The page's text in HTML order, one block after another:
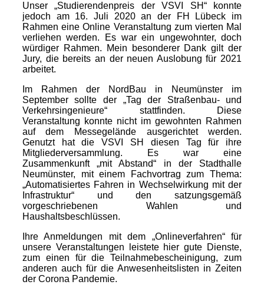
Unser „Studierendenpreis der VSVI SH“ konnte
jedoch am 16. Juli 2020 an der FH Lübeck im
Rahmen eine Online Veranstaltung zum vierten Mal
verliehen werden. Es war ein ungewohnter, doch
würdiger Rahmen. Mein besonderer Dank gilt der
Jury, die bereits an der neuen Auslobung für 2021
arbeitet.
Im Rahmen der NordBau in Neumünster im
September sollte der „Tag der Straßenbau- und
Verkehrsingenieure“ stattfinden. Diese
Veranstaltung konnte nicht im gewohnten Rahmen
auf dem Messegelände ausgerichtet werden.
Genutzt hat die VSVI SH diesen Tag für ihre
Mitgliederversammlung. Es war eine
Zusammenkunft „mit Abstand“ in der Stadthalle
Neumünster, mit einem Fachvortrag zum Thema:
„Automatisiertes Fahren in Wechselwirkung mit der
Infrastruktur“ und den satzungsgemäß
vorgeschriebenen Wahlen und
Haushaltsbeschlüssen.
Ihre Anmeldungen mit dem „Onlineverfahren“ für
unsere Veranstaltungen leistete hier gute Dienste,
zum einen für die Teilnahmebescheinigung, zum
anderen auch für die Anwesenheitslisten in Zeiten
der Corona Pandemie.